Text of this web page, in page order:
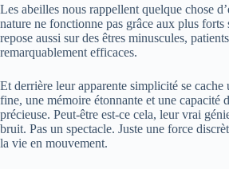
Les abeilles nous rappellent quelque chose
nature ne fonctionne pas grâce aux plus forts
repose aussi sur des êtres minuscules,
remarquablement efficaces.
Et derrière leur apparente simplicité se cache
fine, une mémoire étonnante et une capacité
précieuse. Peut-être est-ce cela, leur vrai
bruit. Pas un spectacle. Juste une force
la vie en mouvement.